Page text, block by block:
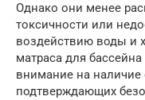
Однако они менее
токсичности или
воздействию воды и
матраса для
внимание на наличие
подтверждающих